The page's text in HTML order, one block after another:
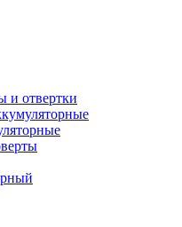
и отвертки